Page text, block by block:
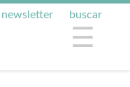
buscar
newsletter
☰